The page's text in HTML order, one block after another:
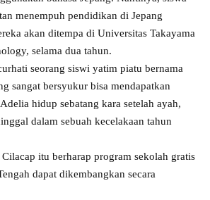
menempuh pendidikan di Jepang
akan ditempa di Universitas Takayama
selama dua tahun.
seorang siswi yatim piatu bernama
sangat bersyukur bisa mendapatkan
hidup sebatang kara setelah ayah,
dalam sebuah kecelakaan tahun
itu berharap program sekolah gratis
dapat dikembangkan secara